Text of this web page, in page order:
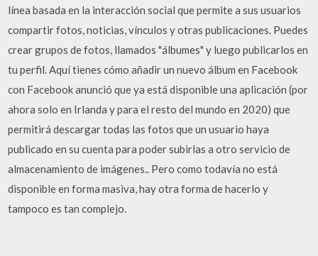
línea basada en la interacción social que permite a sus usuarios
compartir fotos, noticias, vínculos y otras publicaciones. Puedes
crear grupos de fotos, llamados "álbumes" y luego publicarlos en
tu perfil. Aquí tienes cómo añadir un nuevo álbum en Facebook
con Facebook anunció que ya está disponible una aplicación (por
ahora solo en Irlanda y para el resto del mundo en 2020) que
permitirá descargar todas las fotos que un usuario haya
publicado en su cuenta para poder subirlas a otro servicio de
almacenamiento de imágenes.. Pero como todavía no está
disponible en forma masiva, hay otra forma de hacerlo y
tampoco es tan complejo.